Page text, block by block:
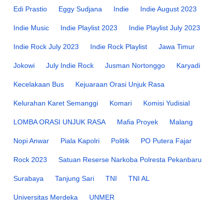
Edi Prastio Eggy Sudjana Indie Indie August 2023
Indie Music Indie Playlist 2023 Indie Playlist July 2023
Indie Rock July 2023 Indie Rock Playlist Jawa Timur
Jokowi July Indie Rock Jusman Nortonggo Karyadi
Kecelakaan Bus Kejuaraan Orasi Unjuk Rasa
Kelurahan Karet Semanggi Komari Komisi Yudisial
LOMBA ORASI UNJUK RASA Mafia Proyek Malang
Nopi Anwar Piala Kapolri Politik PO Putera Fajar
Rock 2023 Satuan Reserse Narkoba Polresta Pekanbaru
Surabaya Tanjung Sari TNI TNI AL
Universitas Merdeka UNMER